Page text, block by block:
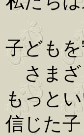
子ども
さまざ
もっと
信じた子